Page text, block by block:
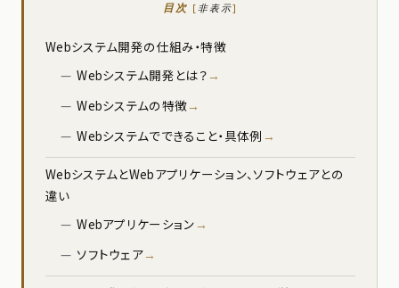
目次 [非表示]
Webシステム開発の仕組み・特徴
Webシステム開発とは？
Webシステムの特徴
Webシステムでできること・具体例
WebシステムとWebアプリケーション、ソフトウェアとの
違い
Webアプリケーション
ソフトウェア